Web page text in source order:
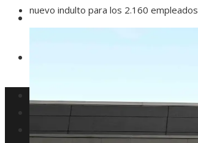
Cultura y ocio
Responsabilidad social
Cultura y ocio
nuevo indulto para los 2.160 empleados